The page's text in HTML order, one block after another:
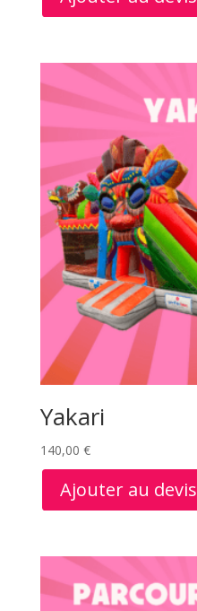
Yakari
140,00 €
Ajouter au devis